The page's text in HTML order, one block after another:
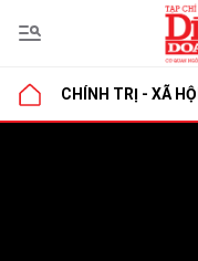
CHÍNH TRỊ - XÃ HỘI